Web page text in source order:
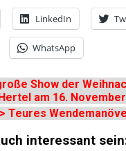
LinkedIn
WhatsApp
Show der
am 16.
Teures
interessant